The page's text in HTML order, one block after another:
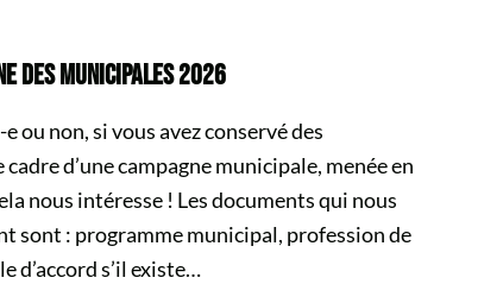
DES MUNICIPALES 2026
ou non, si vous avez conservé des
d’une campagne municipale, menée en
nous intéresse ! Les documents qui nous
sont : programme municipal, profession de
d’accord s’il existe…